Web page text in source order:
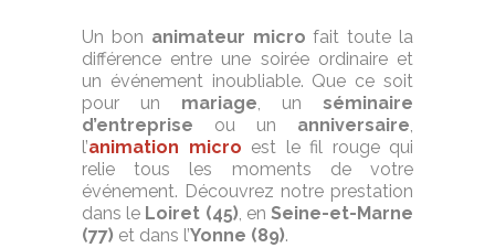
Un bon animateur micro fait toute la
différence entre une soirée ordinaire et
un événement inoubliable. Que ce soit
pour un mariage, un séminaire
d’entreprise ou un anniversaire,
l’animation micro est le fil rouge qui
relie tous les moments de votre
événement. Découvrez notre prestation
dans le Loiret (45), enSeine-et-Marne
(77) et dans l’Yonne (89).